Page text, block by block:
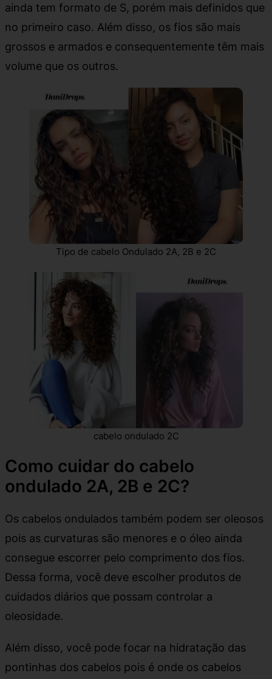
ainda tem formato de S, porém mais definidos que
no primeiro caso. Além disso, os fios são mais
grossos e armados e consequentemente têm mais
volume que os outros.
Tipo de cabelo Ondulado 2A, 2B e 2C
cabelo ondulado 2C
Como cuidar do cabelo
ondulado 2A, 2B e 2C?
Os cabelos ondulados também podem ser oleosos
pois as curvaturas são menores e o óleo ainda
consegue escorrer pelo comprimento dos fios.
Dessa forma, você deve escolher produtos de
cuidados diários que possam controlar a
oleosidade.
Além disso, você pode focar na hidratação das
pontinhas dos cabelos pois é onde os cabelos